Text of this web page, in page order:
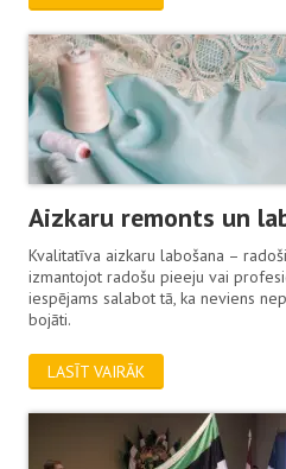
Aizkaru remonts un
Kvalitatīva aizkaru labošana –
izmantojot radošu pieeju vai
iespējams salabot tā, ka neviens
bojāti.
LASĪT VAIRĀK